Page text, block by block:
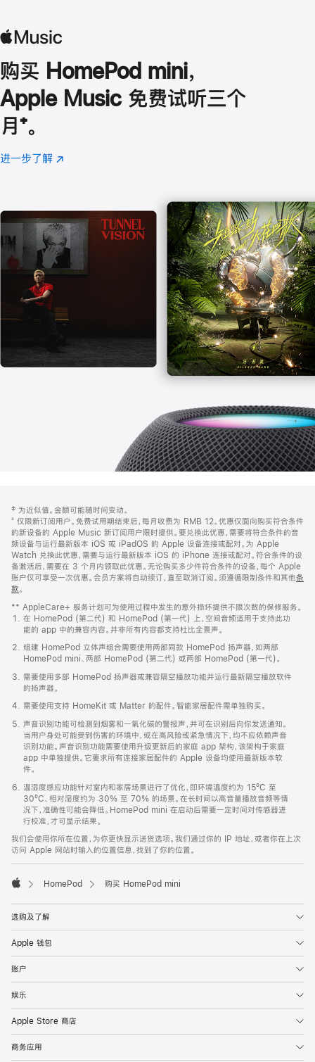
购买 HomePod mini，
Apple Music 免费试听三个
月 脚
注
⁺。
进一步了解 Apple
(在
口
中
打
开)
页
页
脚
注
‡ 为近似值。金额可能随时间变动。
⁺ 仅限新订阅用户。免费试用期结束后，每月收费为 RMB 12。优惠仅面向购买符合条件
的新设备的 Apple Music 新订阅用户限时提供。要兑换此优惠，需要将符合条件的音
频设备与运行最新版本 iOS 或 iPadOS 的 Apple 设备连接或配对。为 Apple
Watch 兑换此优惠，需要与运行最新版本 iOS 的 iPhone 连接或配对。符合条件的设
备激活后，需要在 3 个月内领取此优惠。无论购买多少件符合条件的设备，每个 Apple
账户仅可享受一次优惠。会员方案将自动续订，直至取消订阅。须遵循限制条件和其他条
款。
窗
口
中
打
开)
** AppleCare+ 服务计划可为使用过程中发生的意外损坏提供不限次数的保修服务。
在 HomePod (第二代) 和 HomePod (第一代) 上，空间音频适用于支持此功
能的 app 中的兼容内容。并非所有内容都支持杜比全景声。
组建 HomePod 立体声组合需要使用两部同款 HomePod 扬声器，如两部
HomePod mini、两部 HomePod (第二代) 或两部 HomePod (第一代)。
需要使用多部 HomePod 扬声器或兼容隔空播放功能并运行最新隔空播放软件
的扬声器。
需要使用支持 HomeKit 或 Matter 的配件。智能家居配件需单独购买。
声音识别功能可检测到烟雾和一氧化碳的警报声，并可在识别后向你发送通知。
当用户身处可能受到伤害的环境中，或在高风险或紧急情况下，均不应依赖声音
识别功能。声音识别功能需要使用升级更新后的家庭 app 架构，该架构于家庭
app 中单独提供。它要求所有连接家居配件的 Apple 设备均使用最新版本软
件。
温湿度感应功能针对室内和家居场景进行了优化，即环境温度约为 15ºC 至
30ºC、相对湿度约为 30% 至 70% 的场景。在长时间以高音量播放音频等情
况下，准确性可能会降低。HomePod mini 在启动后需要一定时间对传感器进
行校准，才可显示结果。
我们会使用你所在位置，为你更快显示送货选项。我们通过你的 IP 地址，或者你在上次
访问 Apple 网站时输入的位置信息，找到了你的位置。
HomePod 购买 HomePod mini
选购及了解
Apple 钱包
账户
娱乐
Apple Store 商店
商务应用